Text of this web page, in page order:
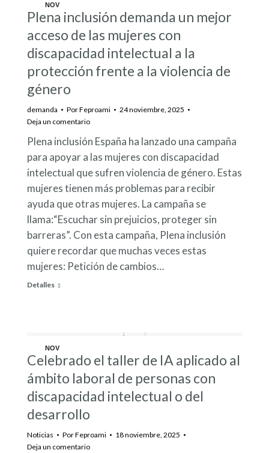
NOV
24
Plena inclusión demanda un mejor
acceso de las mujeres con
discapacidad intelectual a la
protección frente a la violencia de
género
demanda PorFeproami
24 noviembre, 2025
Deja un comentario
Plena inclusión España ha lanzado una campaña
para apoyar a las mujeres con discapacidad
intelectual que sufren violencia de género. Estas
mujeres tienen más problemas para recibir
ayuda que otras mujeres. La campaña se
llama:“Escuchar sin prejuicios, proteger sin
barreras”. Con esta campaña, Plena inclusión
quiere recordar que muchas veces estas
mujeres: Petición de cambios…
Detalles
NOV
18
Celebrado el taller de IA aplicado al
ámbito laboral de personas con
discapacidad intelectual o del
desarrollo
Noticias PorFeproami
18 noviembre, 2025
Deja un comentario